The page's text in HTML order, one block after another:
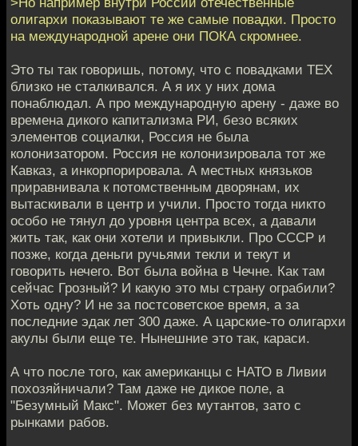
олигархи показывают те же самые повадки. Просто
на международной арене они ПОКА скромнее.
Это ты так говоришь, потому, что с повадками ТЕХ
близко не сталкивался. А я их у них дома
понаблюдал. А про международную арену - даже во
времена дикого капитализма РИ, безо всяких
элементов социалки, Россия не была
колонизатором. Россия не колонизировала тот же
Кавказ, а инкорпорировала. А местных князьков
приравнивала к потомственным дворянам, их
вытаскивали в центр и учили. Просто тогда никто
особо не тянул до уровня центра всех, а давали
жить так, как они хотели и привыкли. Про СССР и
позже, когда деньги ручьями текли и текут и
говорить нечего. Вот была война в Чечне. Как там
сейчас Грозный? И какую это мы страну ограбили?
Хоть одну? И не за постсоветское время, а за
последние эдак лет 300 даже. А царские-то олигархи
акулы были еще те. Нынешние это так, караси.
А что после того, как американцы с НАТО в Ливии
похозяйничали? Там даже не дикое поле, а
"Безумный Макс". Может без мутантов, зато с
рынками рабов.